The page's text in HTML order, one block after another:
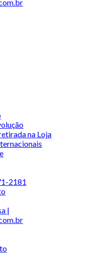
na Loja
2181
|